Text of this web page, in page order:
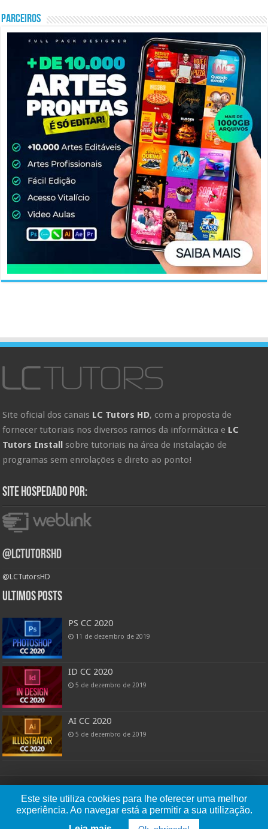
PARCEIROS
Site oficial dos canais LC Tutors HD, com a proposta de
fornecer tutoriais nos diversos ramos da informática e LC
Tutors Install sobre tutoriais na área de instalação de
programas sem enrolações e direto ao ponto!
Site hospedado por:
@LCTutorsHD
@LCTutorsHD
Ultimos posts
PS CC 2020
11 de dezembro de 2019
ID CC 2020
5 de dezembro de 2019
AI CC 2020
5 de dezembro de 2019
Copyright © 2026 | LC Tutors Install - Tutoriais na área de instalação de
Este site utiliza cookies para lhe oferecer uma melhor
experiência. Ao navegar está a permitir a sua utilização.